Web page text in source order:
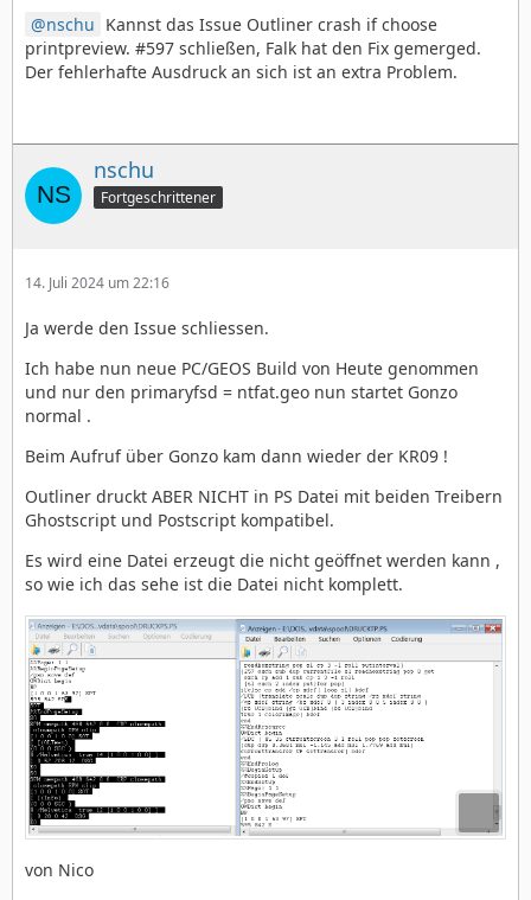
nschu Kannst das Issue Outliner crash if choose
printpreview. #597 schließen, Falk hat den Fix gemerged.
Der fehlerhafte Ausdruck an sich ist an extra Problem.
nschu
Fortgeschrittener
14. Juli 2024 um 22:16
Ja werde den Issue schliessen.
Ich habe nun neue PC/GEOS Build von Heute genommen
und nur den primaryfsd = ntfat.geo nun startet Gonzo
normal .
Beim Aufruf über Gonzo kam dann wieder der KR09 !
Outliner druckt ABER NICHT in PS Datei mit beiden Treibern
Ghostscript und Postscript kompatibel.
Es wird eine Datei erzeugt die nicht geöffnet werden kann ,
so wie ich das sehe ist die Datei nicht komplett.
von Nico